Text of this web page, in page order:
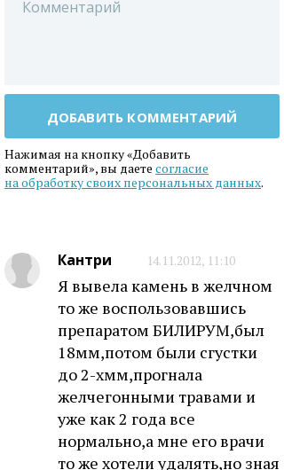
ДОБАВИТЬ КОММЕНТАРИЙ
Нажимая на кнопку «Добавить
комментарий», вы даете согласие
на обработку своих персональных данных.
Кантри 14.11.2012, 11:10
Я вывела камень в желчном
то же воспользовавшись
препаратом БИЛИРУМ,был
18мм,потом были сгустки
до 2-хмм,прогнала
желчегонными травами и
уже как 2 года все
нормально,а мне его врачи
то же хотели удалять,но зная